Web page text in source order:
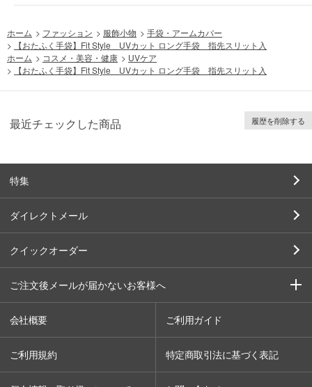
ホーム > ファッション > 服飾小物 > 手袋・アームカバー
>
【おたふく手袋】Fit Style UVカット ロング手袋 指先スリット入
ホーム > コスメ・美容・健康 > UVケア
>
【おたふく手袋】Fit Style UVカット ロング手袋 指先スリット入
最近チェックした商品 履歴を削除する
特集
ダイレクトメール
クイックオーダー
ご注文後メールが届かないお客様へ
会社概要 ご利用ガイド
ご利用規約 特定商取引法に基づく表記